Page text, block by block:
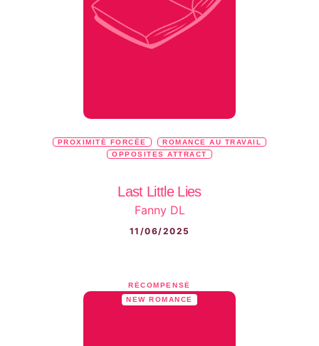
PROXIMITÉ FORCÉE
ROMANCE AU TRAVAIL
OPPOSITES ATTRACT
Last Little Lies
Fanny DL
11/06/2025
RÉCOMPENSÉ
NEW ROMANCE